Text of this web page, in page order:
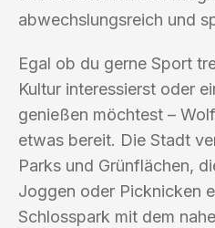
abwechslungsreich und
Egal ob du gerne Sport
Kultur interessierst oder
genießen möchtest –
etwas bereit. Die Stadt
Parks und Grünflächen,
Joggen oder Picknicken
Schlosspark mit dem